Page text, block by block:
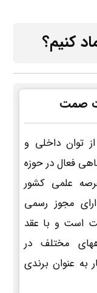
کنیم؟
صمت
توان داخلی و
فعال در حوزه
علمی کشور
مجوز رسمی
است و با عقد
مختلف در
به عنوان برندی